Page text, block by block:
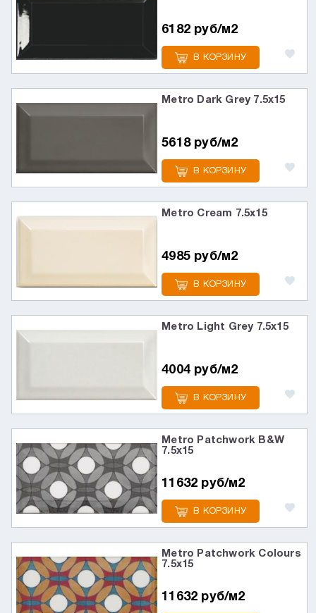
6182 руб/м2
В КОРЗИНУ
Metro Dark Grey 7.5х15
5618 руб/м2
В КОРЗИНУ
Metro Cream 7.5х15
4985 руб/м2
В КОРЗИНУ
Metro Light Grey 7.5х15
4004 руб/м2
В КОРЗИНУ
Metro Patchwork B&W
7.5х15
11632 руб/м2
В КОРЗИНУ
Metro Patchwork Colours
7.5х15
11632 руб/м2